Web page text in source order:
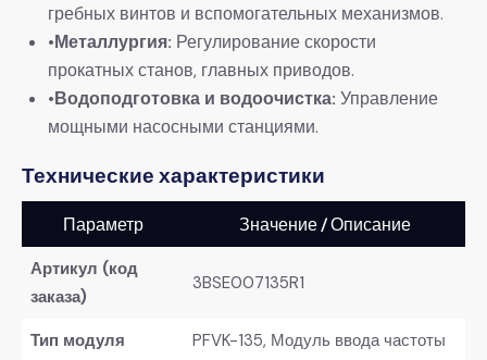
гребных винтов и вспомогательных механизмов.
•Металлургия: ​ Регулирование скорости
прокатных станов, главных приводов.
•Водоподготовка и водоочистка: ​ Управление
мощными насосными станциями.
Технические характеристики
Параметр Значение / Описание
Артикул (код
заказа)
3BSE007135R1
Тип модуля
PFVK-135, Модуль ввода частоты